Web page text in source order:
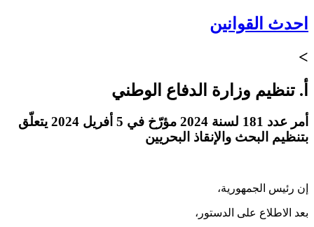
احدث القوانين
>
أ. تنظيم وزارة الدفاع الوطني
أمر عدد 181 لسنة 2024 مؤرّخ في 5 أفريل 2024 يتعلّق
بتنظيم البحث والإنقاذ البحريين
إن رئيس الجمهورية،
بعد الاطلاع على الدستور،